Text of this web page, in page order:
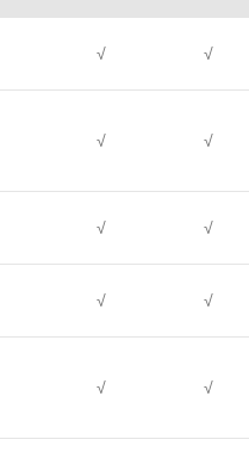
√ √
√ √
√ √
√ √
√ √